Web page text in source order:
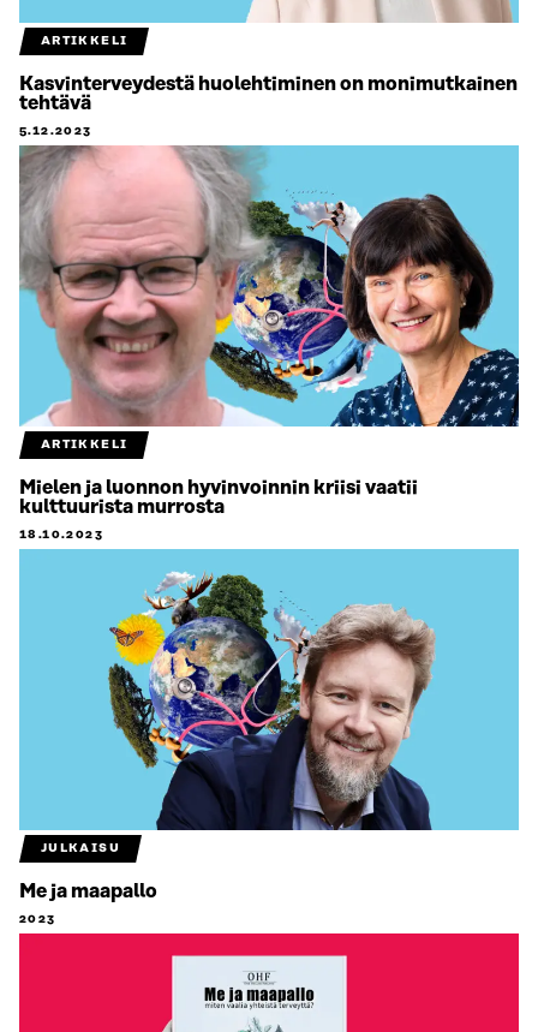
ARTIKKELI
Kasvinterveydestä huolehtiminen on monimutkainen
tehtävä
5.12.2023
ARTIKKELI
Mielen ja luonnon hyvinvoinnin kriisi vaatii
kulttuurista murrosta
18.10.2023
JULKAISU
Me ja maapallo
2023